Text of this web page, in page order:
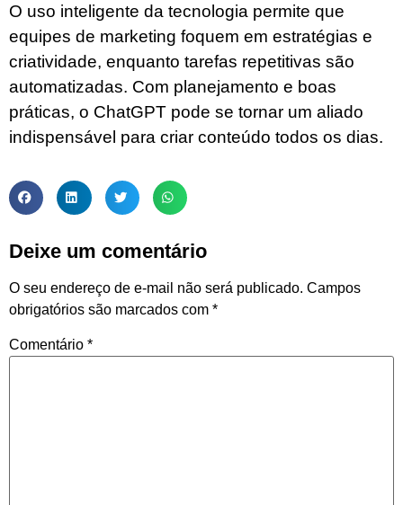
O uso inteligente da tecnologia permite que
equipes de marketing foquem em estratégias e
criatividade, enquanto tarefas repetitivas são
automatizadas. Com planejamento e boas
práticas, o ChatGPT pode se tornar um aliado
indispensável para criar conteúdo todos os dias.
Deixe um comentário
O seu endereço de e-mail não será publicado. Campos
obrigatórios são marcados com *
Comentário *